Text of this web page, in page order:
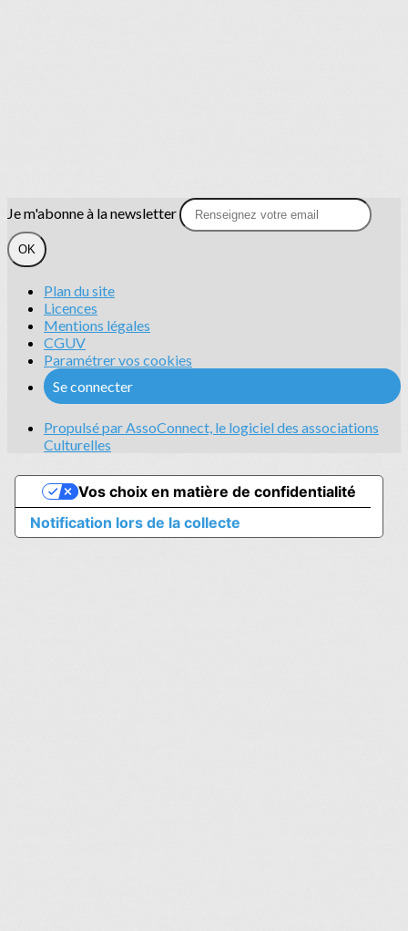
Je m'abonne à la newsletter
OK
Plan du site
Licences
Mentions légales
CGUV
Paramétrer vos cookies
Se connecter
Propulsé par AssoConnect, le logiciel des associations
Culturelles
Notification lors de la collecte
Vos choix en matière de confidentialité